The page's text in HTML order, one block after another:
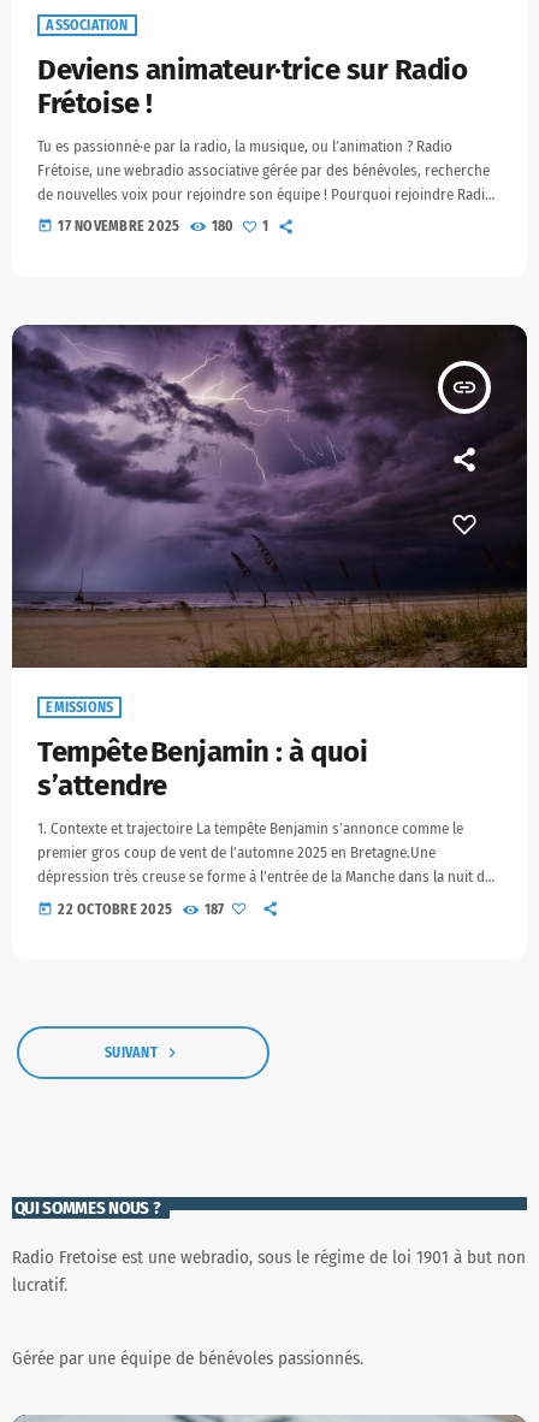
ASSOCIATION
Deviens animateur·trice sur Radio
Frétoise !
Tu es passionné·e par la radio, la musique, ou l’animation ? Radio
Frétoise, une webradio associative gérée par des bénévoles, recherche
de nouvelles voix pour rejoindre son équipe ! Pourquoi rejoindre Radio
Frétoise ? C’est une association loi 1901 à but non lucratif. Tu feras partie
today 17 NOVEMBRE 2025 180 1
insert_link
EMISSIONS
Tempête Benjamin : à quoi
s’attendre
1. Contexte et trajectoire La tempête Benjamin s’annonce comme le
premier gros coup de vent de l’automne 2025 en Bretagne.Une
dépression très creuse se forme à l’entrée de la Manche dans la nuit du
mercredi 22 au jeudi 23 octobre, avant de balayer l’ouest de la France. Le
today 22 OCTOBRE 2025 187
SUIVANT navigate_next
QUI SOMMES NOUS ?
Radio Fretoise est une webradio, sous le régime de loi 1901 à but non
lucratif.
Gérée par une équipe de bénévoles passionnés.